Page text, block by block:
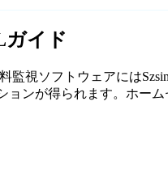
ガイド
監視ソフトウェアには
ンが得られます。ホー